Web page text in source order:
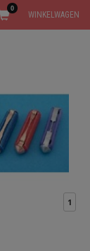
WINKELWAGEN
0
1